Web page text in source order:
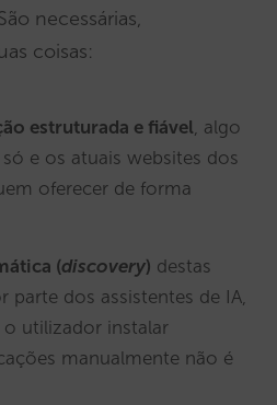
necessárias,
coisas:
estruturada e fiável, algo
e os atuais websites dos
oferecer de forma
(discovery) destas
parte dos assistentes de IA,
o utilizador instalar
manualmente não é